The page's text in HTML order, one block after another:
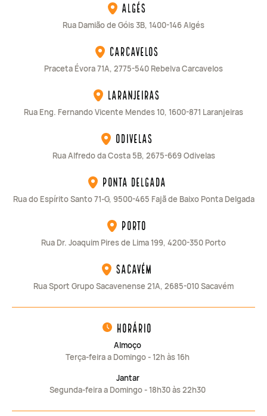
Algés
Rua Damião de Góis 3B, 1400-146 Algés
Carcavelos
Praceta Évora 71A, 2775-540 Rebelva Carcavelos
Laranjeiras
Rua Eng. Fernando Vicente Mendes 10, 1600-871 Laranjeiras
Odivelas
Rua Alfredo da Costa 5B, 2675-669 Odivelas
Ponta Delgada
Rua do Espírito Santo 71-G, 9500-465 Fajã de Baixo Ponta Delgada
Porto
Rua Dr. Joaquim Pires de Lima 199, 4200-350 Porto
Sacavém
Rua Sport Grupo Sacavenense 21A, 2685-010 Sacavém
horário
Almoço
Terça-feira a Domingo - 12h às 16h
Jantar
Segunda-feira a Domingo - 18h30 às 22h30